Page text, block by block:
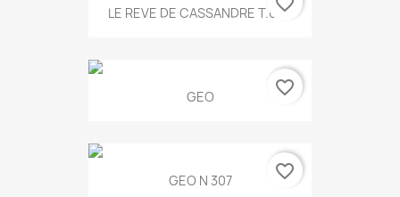
LE REVE DE CASSANDRE T.634
GEO favorite_border
GEO N 307 favorite_border